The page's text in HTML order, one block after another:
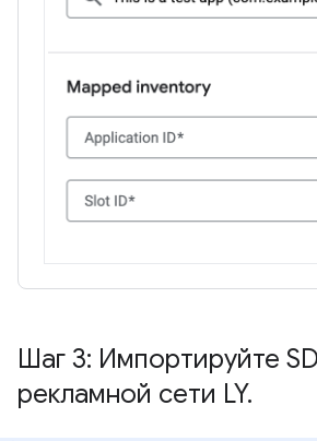
Шаг 3: Импортируйте
рекламной сети LY.